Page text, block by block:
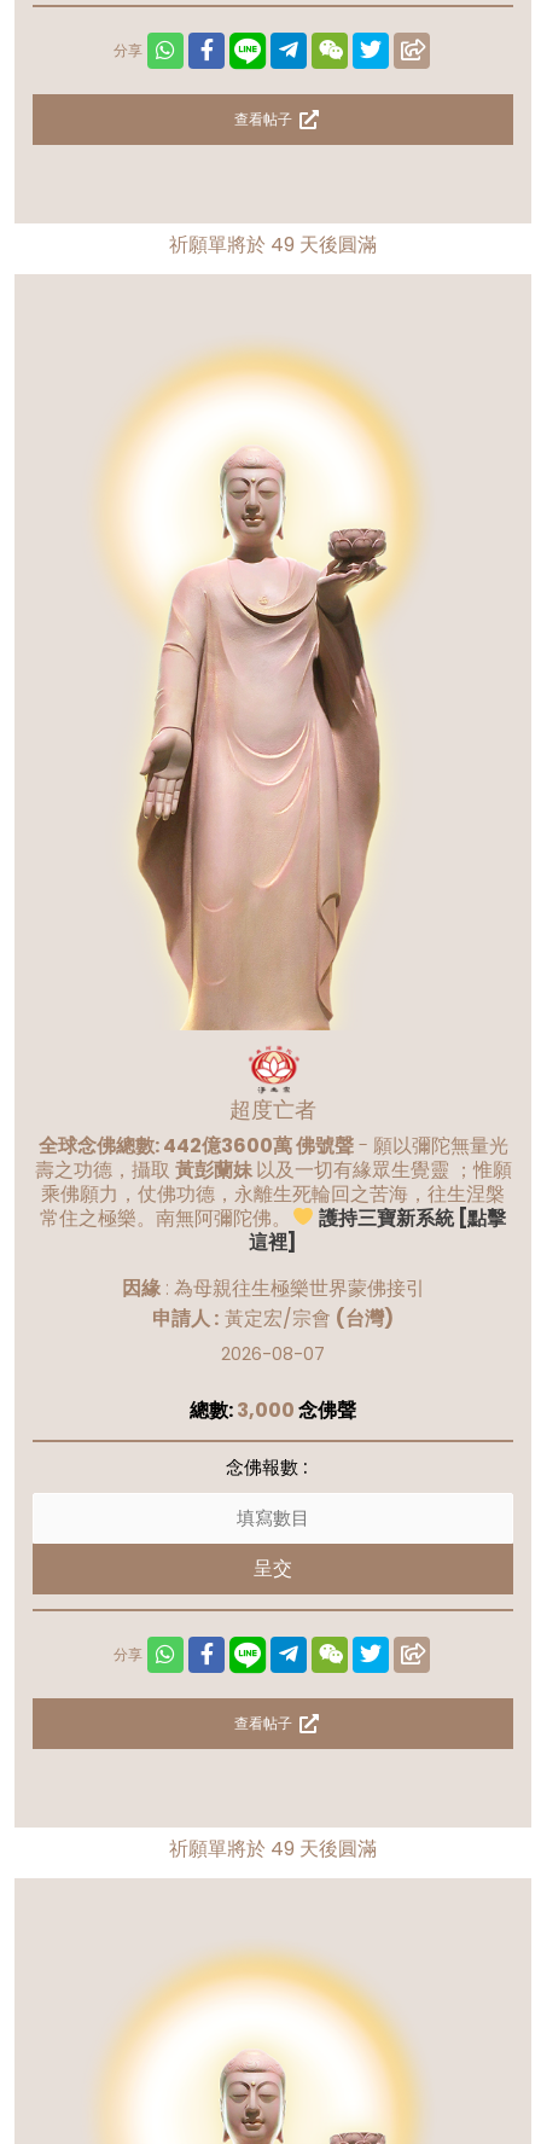
分享
查看帖子
祈願單將於 49 天後圓滿
超度亡者
全球念佛總數: 442億3600萬 佛號聲- 願以彌陀無量光
壽之功德，攝取 黃彭蘭妹以及一切有緣眾生覺靈 ；惟願
乘佛願力，仗佛功德，永離生死輪回之苦海，往生涅槃
常住之極樂。南無阿彌陀佛。
護持三寶新系統 [點擊
這裡]
因緣: 為母親往生極樂世界蒙佛接引
申請人 : 黃定宏/宗會 (台灣)
2026-08-07
總數:3,000念佛聲
分享
查看帖子
念佛報數 :
呈交
祈願單將於 49 天後圓滿